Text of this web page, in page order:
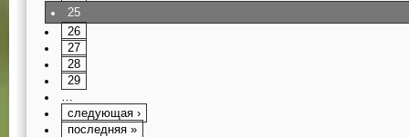
25
26
27
28
29
…
следующая ›
последняя »